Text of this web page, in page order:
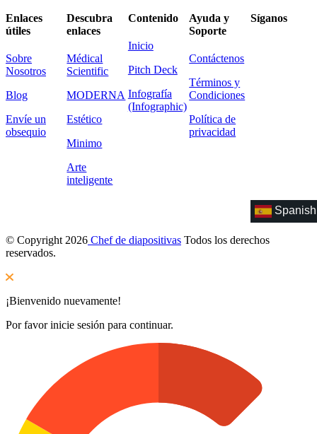
Enlaces
útiles
Sobre
Nosotros
Blog
Envíe un
obsequio
Descubra
enlaces
Médical
Scientific
MODERNA
Estético
Minimo
Arte
inteligente
Contenido
Inicio
Pitch Deck
Infografía
(Infographic)
Ayuda y
Soporte
Contáctenos
Términos y
Condiciones
Política de
privacidad
Síganos
Spanish
© Copyright 2026 Chef de diapositivas Todos los derechos
reservados.
¡Bienvenido nuevamente!
Por favor inicie sesión para continuar.